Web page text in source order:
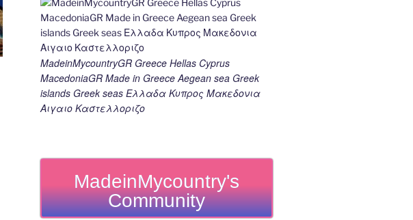
MadeinMycountryGR Greece Hellas Cyprus
MacedoniaGR Made in Greece Aegean sea Greek
islands Greek seas Ελλαδα Κυπρος Μακεδονια
Αιγαιο Καστελλοριζο
MadeinMycountry's
Community